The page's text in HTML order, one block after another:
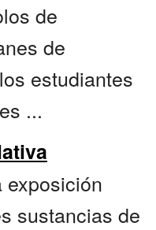
de
de
estudiantes
...
exposición
sustancias de